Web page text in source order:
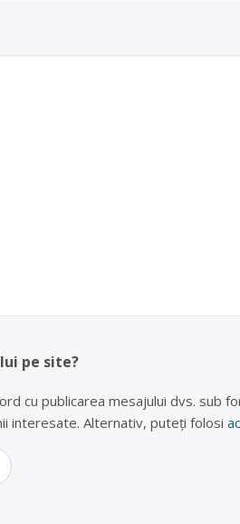
pe site?
cu publicarea mesajului dvs. sub
interesate. Alternativ, puteți folosi